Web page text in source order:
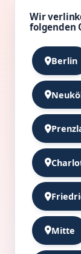
Wir
folgenden
Berlin
Mitte